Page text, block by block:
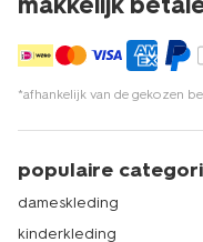
*afhankelijk van de gekozen
populaire
dameskleding
kinderkleding